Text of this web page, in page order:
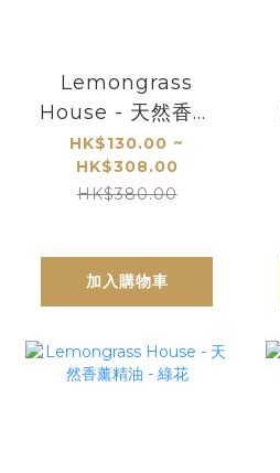
Lemongrass
House - 天然香薰
精油 - 泰國白玉蘭
HK$130.00 ~
HK$308.00
HK$380.00
加入購物車